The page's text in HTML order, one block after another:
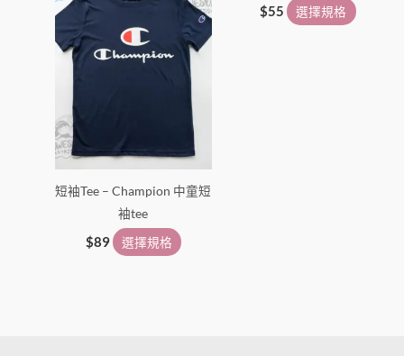
短袖Tee – Champion 中童短
袖tee
$89 選擇規格
品
頁
面
選
擇
選
$55 選擇規格
品